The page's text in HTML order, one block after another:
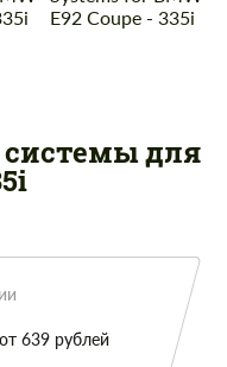
для
639 рублей